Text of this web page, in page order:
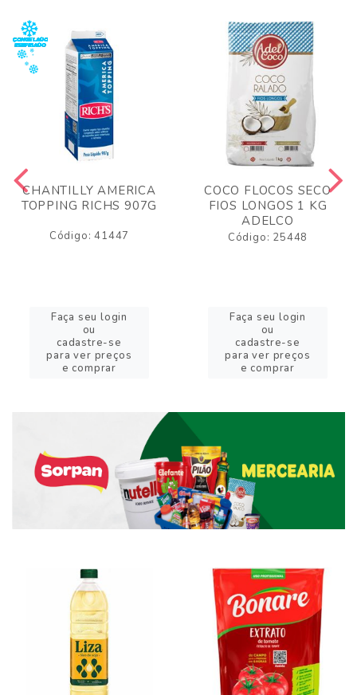
CHANTILLY AMERICA
TOPPING RICHS 907G
Código: 41447
Faça seu login
ou
cadastre-se
para ver preços
e comprar
COCO FLOCOS SECO
FIOS LONGOS 1 KG
ADELCO
Código: 25448
Faça seu login
ou
cadastre-se
para ver preços
e comprar